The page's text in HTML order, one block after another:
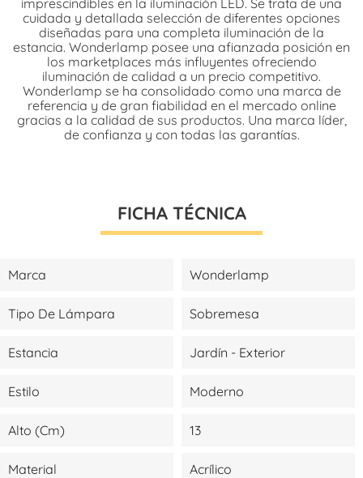
cuidada y detallada selección de diferentes opciones
diseñadas para una completa iluminación de la
estancia. Wonderlamp posee una afianzada posición en
los marketplaces más influyentes ofreciendo
iluminación de calidad a un precio competitivo.
Wonderlamp se ha consolidado como una marca de
referencia y de gran fiabilidad en el mercado online
gracias a la calidad de sus productos. Una marca líder,
de confianza y con todas las garantías.
FICHA TÉCNICA
Marca Wonderlamp
Tipo De Lámpara Sobremesa
Estancia Jardín - Exterior
Estilo Moderno
Alto (cm) 13
Material Acrílico